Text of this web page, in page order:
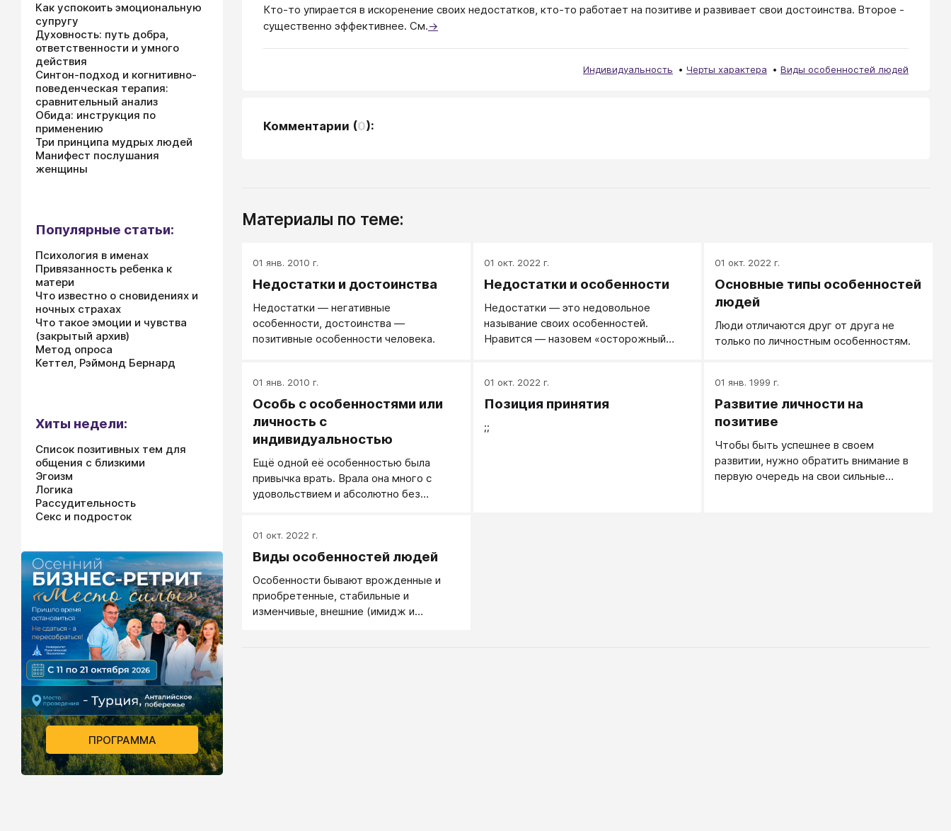
Кто-то упирается в искоренение своих недостатков, кто-то работает на позитиве и развивает свои достоинства. Второе -
существенно эффективнее. См.→
Индивидуальность Черты характера Виды особенностей людей
Комментарии (0):
Материалы по теме:
01 янв. 2010 г.
Недостатки и достоинства
Недостатки — негативные
особенности, достоинства —
позитивные особенности человека.
01 окт. 2022 г.
Недостатки и особенности
Недостатки — это недовольное
называние своих особенностей.
Нравится — назовем «осторожный
не к месту. Когда нужен «вдумчивый
человек, не склонный принимать
другой ситуации вы с этими же
01 окт. 2022 г.
Основные типы особенностей
людей
Люди отличаются друг от друга не
только по личностным особенностям.
01 янв. 2010 г.
Особь с особенностями или
личность с
индивидуальностью
Ещё одной её особенностью была
привычка врать. Врала она много с
удовольствием и абсолютно без
01 окт. 2022 г.
Позиция принятия
;;
01 янв. 1999 г.
Развитие личности на
позитиве
Чтобы быть успешнее в своем
развитии, нужно обратить внимание в
первую очередь на свои сильные
01 окт. 2022 г.
Виды особенностей людей
Особенности бывают врожденные и
приобретенные, стабильные и
изменчивые, внешние (имидж и
Как успокоить эмоциональную
супругу
Духовность: путь добра,
ответственности и умного
действия
Синтон-подход и когнитивно-
поведенческая терапия:
сравнительный анализ
Обида: инструкция по
применению
Три принципа мудрых людей
Манифест послушания
женщины
Популярные статьи:
Психология в именах
Привязанность ребенка к
матери
Что известно о сновидениях и
ночных страхах
Что такое эмоции и чувства
(закрытый архив)
Метод опроса
Кеттел, Рэймонд Бернард
Хиты недели:
Список позитивных тем для
общения с близкими
Эгоизм
Логика
Рассудительность
Секс и подросток
ПРОГРАММА